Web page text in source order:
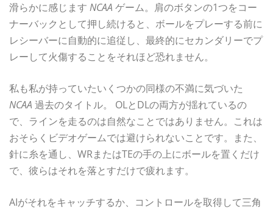
滑らかに感じます NCAA ゲーム。肩のボタンの1つをコー
ナーバックとして押し続けると、ボールをプレーする前に
レシーバーに自動的に追従し、最終的にセカンダリーでプ
レーして火傷することをそれほど恐れません。
私も私が持っていたいくつかの同様の不満に気づいた
NCAA 過去のタイトル。 OLとDLの両方が揺れているの
で、ラインを走るのは自然なことではありません。これは
おそらくビデオゲームでは避けられないことです。また、
針に糸を通し、WRまたはTEの手の上にボールを置くだけ
で、彼らはそれを落とすだけで疲れます。
AIがそれをキャッチするか、コントロールを取得して三角